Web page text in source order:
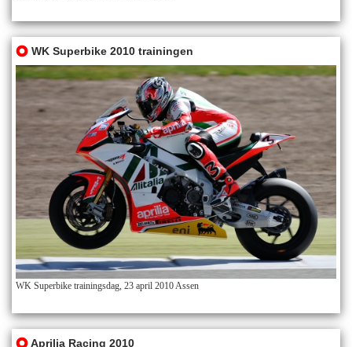
WK Superbike 2010 trainingen
WK Superbike trainingsdag, 23 april 2010 Assen
Aprilia Racing 2010